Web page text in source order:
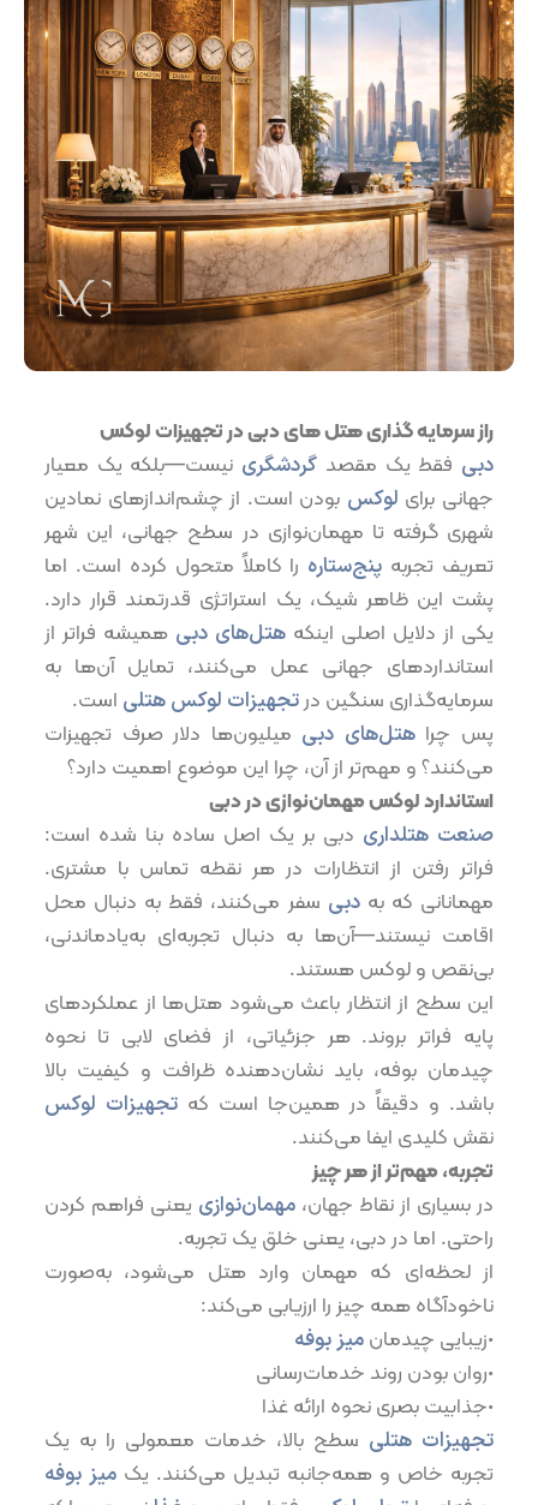
راز سرمایه گذاری هتل های دبی در تجهیزات لوکس
دبی فقط یک مقصد گردشگری نیست—بلکه یک معیار
جهانی برای لوکس بودن است. از چشم‌اندازهای نمادین
شهری گرفته تا مهمان‌نوازی در سطح جهانی، این شهر
تعریف تجربه پنج‌ستاره را کاملاً متحول کرده است. اما
پشت این ظاهر شیک، یک استراتژی قدرتمند قرار دارد.
یکی از دلایل اصلی اینکه هتل‌های دبی همیشه فراتر از
استانداردهای جهانی عمل می‌کنند، تمایل آن‌ها به
سرمایه‌گذاری سنگین درتجهیزات لوکس هتلی است.
پس چراهتل‌های دبی میلیون‌ها دلار صرف تجهیزات
می‌کنند؟ و مهم‌تر از آن، چرا این موضوع اهمیت دارد؟
استاندارد لوکس مهمان‌نوازی در دبی
صنعت هتلداری دبی بر یک اصل ساده بنا شده است:
فراتر رفتن از انتظارات در هر نقطه تماس با مشتری.
مهمانانی که بهدبی سفر می‌کنند، فقط به دنبال محل
اقامت نیستند—آن‌ها به دنبال تجربه‌ای به‌یادماندنی،
بی‌نقص و لوکس هستند.
این سطح از انتظار باعث می‌شود هتل‌ها از عملکردهای
پایه فراتر بروند. هر جزئیاتی، از فضای لابی تا نحوه
چیدمان بوفه، باید نشان‌دهنده ظرافت و کیفیت بالا
باشد. و دقیقاً در همین‌جا است که تجهیزات لوکس
نقش کلیدی ایفا می‌کنند.
تجربه، مهم‌تر از هر چیز
در بسیاری از نقاط جهان، مهمان‌نوازی یعنی فراهم کردن
راحتی. اما در دبی، یعنی خلق یک تجربه.
از لحظه‌ای که مهمان وارد هتل می‌شود، به‌صورت
ناخودآگاه همه چیز را ارزیابی می‌کند:
•زیبایی چیدمانمیز بوفه
•روان بودن روند خدمات‌رسانی
•جذابیت بصری نحوه ارائه غذا
تجهیزات هتلی سطح بالا، خدمات معمولی را به یک
تجربه خاص و همه‌جانبه تبدیل می‌کنند. یک میز بوفه